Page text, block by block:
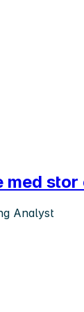
med
Analyst